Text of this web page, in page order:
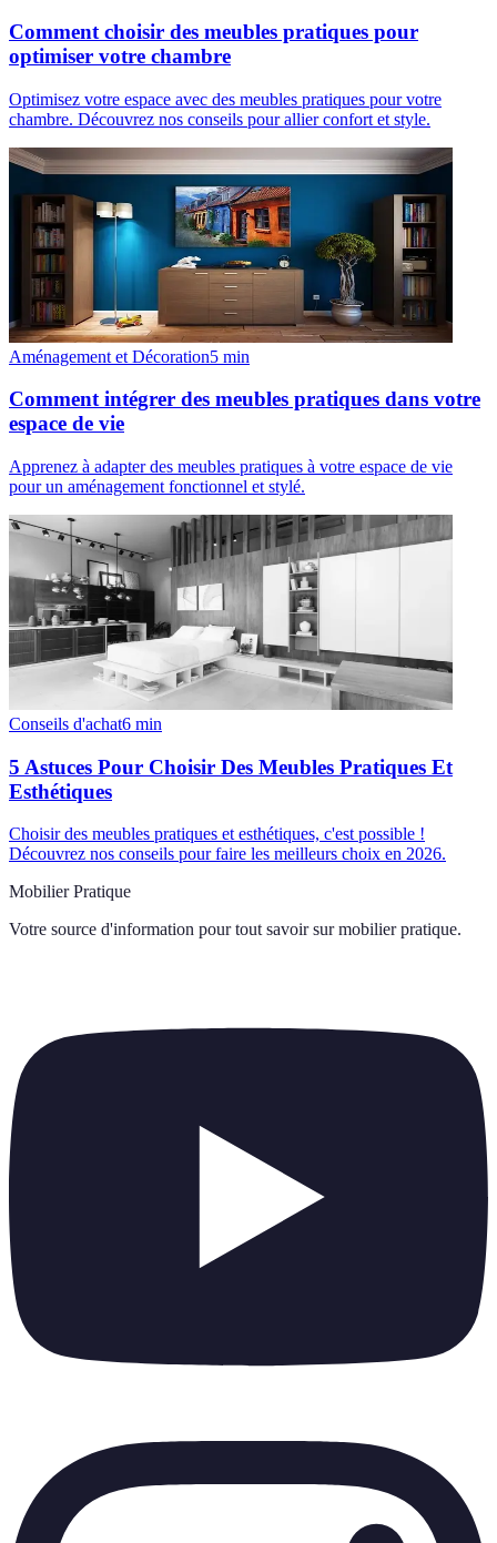
Comment choisir des meubles pratiques pour
optimiser votre chambre
Optimisez votre espace avec des meubles pratiques pour votre
chambre. Découvrez nos conseils pour allier confort et style.
Aménagement et Décoration5 min
Comment intégrer des meubles pratiques dans votre
espace de vie
Apprenez à adapter des meubles pratiques à votre espace de vie
pour un aménagement fonctionnel et stylé.
Conseils d'achat6 min
5 Astuces Pour Choisir Des Meubles Pratiques Et
Esthétiques
Choisir des meubles pratiques et esthétiques, c'est possible !
Découvrez nos conseils pour faire les meilleurs choix en 2026.
Mobilier Pratique
Votre source d'information pour tout savoir sur mobilier pratique.